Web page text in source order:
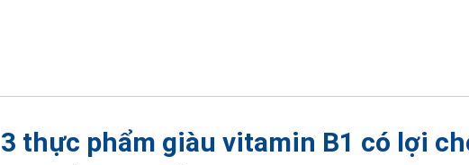
3 thực phẩm giàu vitamin B1 có lợi